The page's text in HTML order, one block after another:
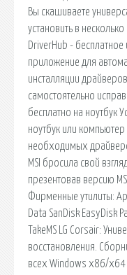
Вы скашиваете
установить в несколько
DriverHub -
приложение для
инсталляции
самостоятельно
бесплатно на ноутбук
ноутбук или
необходимых
MSI бросила свой
презентовав версию
Фирменные утилиты:
Data SanDisk EasyDisk
TakeMS LG Corsair:
восстановления.
всех Windows x86/x64